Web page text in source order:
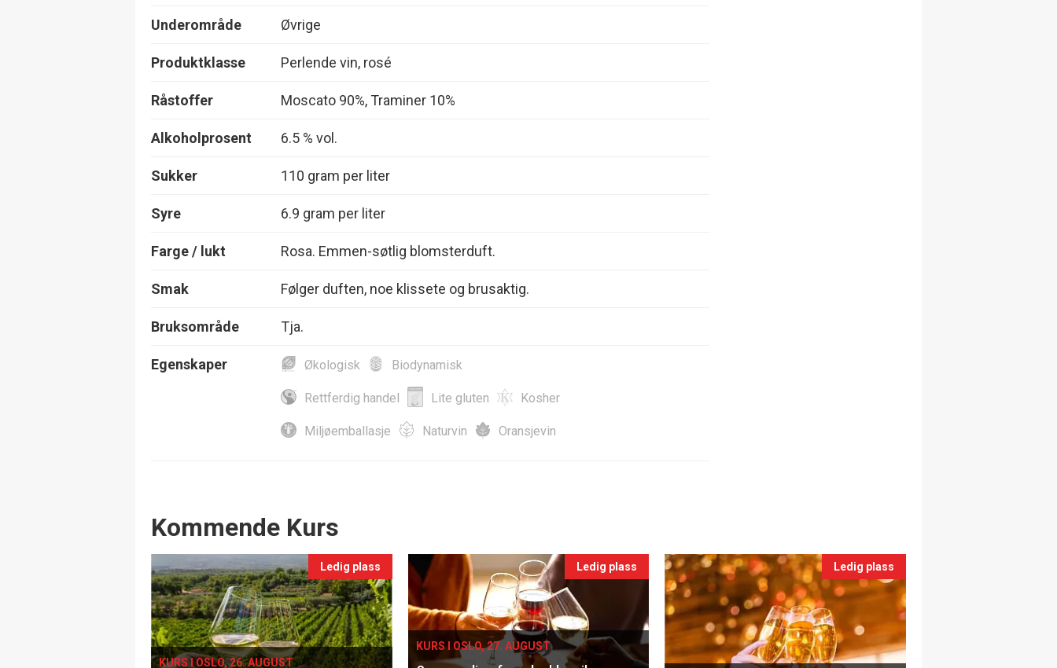
Underområde Øvrige
Produktklasse Perlende vin, rosé
Råstoffer Moscato 90%, Traminer 10%
Alkoholprosent 6.5 % vol.
Sukker 110 gram per liter
Syre 6.9 gram per liter
Farge / lukt Rosa. Emmen-søtlig blomsterduft.
Smak Følger duften, noe klissete og brusaktig.
Bruksområde Tja.
Egenskaper Økologisk Biodynamisk
Rettferdig handel Lite gluten Kosher
Miljøemballasje Naturvin Oransjevin
Events
Kommende Kurs
Ledig plass
KURS I OSLO, 26. AUGUST
Ledig plass
KURS I OSLO, 27. AUGUST
Ledig plass